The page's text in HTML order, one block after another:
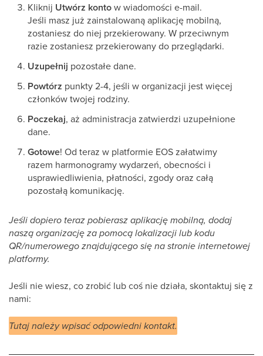
Kliknij Utwórz kontow wiadomości e-mail.
Jeśli masz już zainstalowaną aplikację mobilną,
zostaniesz do niej przekierowany. W przeciwnym
razie zostaniesz przekierowany do przeglądarki.
Uzupełnij pozostałe dane.
Powtórz punkty 2-4, jeśli w organizacji jest więcej
członków twojej rodziny.
Poczekaj, aż administracja zatwierdzi uzupełnione
dane.
Gotowe! Od teraz w platformie EOS załatwimy
razem harmonogramy wydarzeń, obecności i
usprawiedliwienia, płatności, zgody oraz całą
pozostałą komunikację.
Jeśli dopiero teraz pobierasz aplikację mobilną, dodaj
naszą organizację za pomocą lokalizacji lub kodu
QR/numerowego znajdującego się na stronie internetowej
platformy.
Jeśli nie wiesz, co zrobić lub coś nie działa, skontaktuj się z
nami:
Tutaj należy wpisać odpowiedni kontakt.